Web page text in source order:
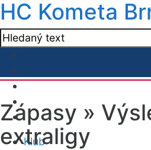
HC Kometa
Klub
Zápasy »
extraligy